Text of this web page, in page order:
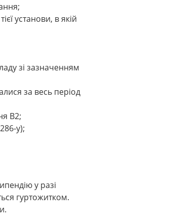
установи, в якій
зі зазначенням
за весь період
B2;
у);
у разі
гуртожитком.